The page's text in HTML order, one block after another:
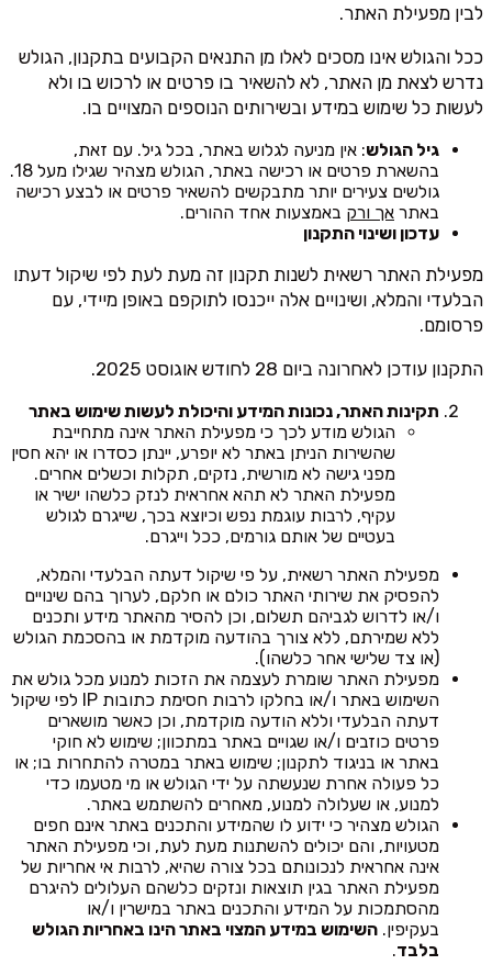
לבין מפעילת האתר.
ככל והגולש אינו מסכים לאלו מן התנאים הקבועים בתקנון, הגולש
נדרש לצאת מן האתר, לא להשאיר בו פרטים או לרכוש בו ולא
לעשות כל שימוש במידע ובשירותים הנוספים המצויים בו.
גיל הגולש: אין מניעה לגלוש באתר, בכל גיל. עם זאת,
בהשארת פרטים או רכישה באתר, הגולש מצהיר שגילו מעל 18.
גולשים צעירים יותר מתבקשים להשאיר פרטים או לבצע רכישה
באתר אך ורק באמצעות אחד ההורים.
עדכון ושינוי התקנון
מפעילת האתר רשאית לשנות תקנון זה מעת לעת לפי שיקול דעתו
הבלעדי והמלא, ושינויים אלה ייכנסו לתוקפם באופן מיידי, עם
פרסומם.
התקנון עודכן לאחרונה ביום 28 לחודש אוגוסט 2025.
תקינות האתר, נכונות המידע והיכולת לעשות שימוש באתר
הגולש מודע לכך כי מפעילת האתר אינה מתחייבת
שהשירות הניתן באתר לא יופרע, יינתן כסדרו או יהא חסין
מפני גישה לא מורשית, נזקים, תקלות וכשלים אחרים.
מפעילת האתר לא תהא אחראית לנזק כלשהו ישיר או
עקיף, לרבות עוגמת נפש וכיוצא בכך, שייגרם לגולש
בעטיים של אותם גורמים, ככל וייגרם.
מפעילת האתר רשאית, על פי שיקול דעתה הבלעדי והמלא,
להפסיק את שירותי האתר כולם או חלקם, לערוך בהם שינויים
ו/או לדרוש לגביהם תשלום, וכן להסיר מהאתר מידע ותכנים
ללא שמירתם, ללא צורך בהודעה מוקדמת או בהסכמת הגולש
(או צד שלישי אחר כלשהו).
מפעילת האתר שומרת לעצמה את הזכות למנוע מכל גולש את
השימוש באתר ו/או בחלקו לרבות חסימת כתובות IP לפי שיקול
דעתה הבלעדי וללא הודעה מוקדמת, וכן כאשר מושארים
פרטים כוזבים ו/או שגויים באתר במתכוון; שימוש לא חוקי
באתר או בניגוד לתקנון; שימוש באתר במטרה להתחרות בו; או
כל פעולה אחרת שנעשתה על ידי הגולש או מי מטעמו כדי
למנוע, או שעלולה למנוע, מאחרים להשתמש באתר.
הגולש מצהיר כי ידוע לו שהמידע והתכנים באתר אינם חפים
מטעויות, והם יכולים להשתנות מעת לעת, וכי מפעילת האתר
אינה אחראית לנכונותם בכל צורה שהיא, לרבות אי אחריות של
מפעילת האתר בגין תוצאות ונזקים כלשהם העלולים להיגרם
מהסתמכות על המידע והתכנים באתר במישרין ו/או
בעקיפין. השימוש במידע המצוי באתר הינו באחריות הגולש
בלבד.